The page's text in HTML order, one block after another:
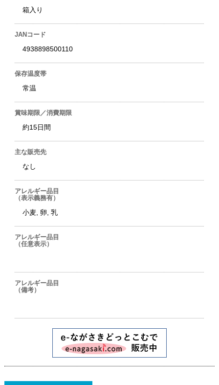
箱入り
JANコード
4938898500110
保存温度帯
常温
賞味期限／消費期限
約15日間
主な販売先
なし
アレルギー品目
（表示義務有）
小麦, 卵, 乳
アレルギー品目
（任意表示）
アレルギー品目
（備考）